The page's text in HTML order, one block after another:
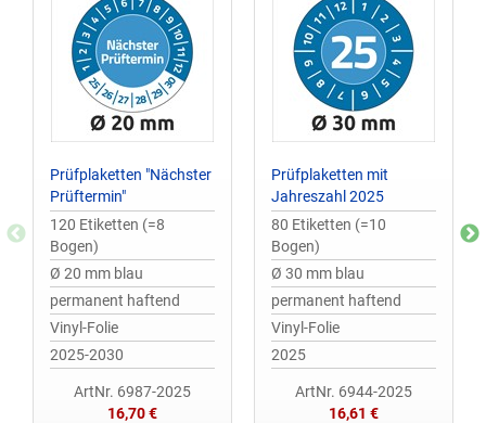
Prüfplaketten "Nächster
Prüftermin"
120 Etiketten (=8
Bogen)
Ø 20 mm blau
permanent haftend
Vinyl-Folie
2025-2030
ArtNr. 6987-2025
16,70 €
Prüfplaketten mit
Jahreszahl 2025
80 Etiketten (=10
Bogen)
Ø 30 mm blau
permanent haftend
Vinyl-Folie
2025
ArtNr. 6944-2025
16,61 €